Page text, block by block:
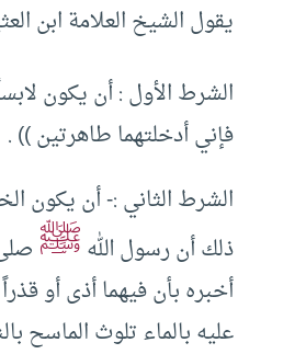
يقول الشيخ العلامة ابن
الشرط الأول : أن يكون
فإني أدخلتهما طاهرتين )) .
الشرط الثاني :- أن يكون
ذلك أن رسول اللهﷺ
أخبره بأن فيهما أذى أو
عليه بالماء تلوث الماسح